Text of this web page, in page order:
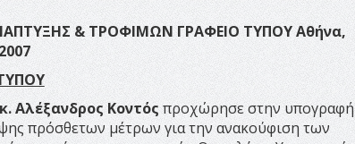
& ΤΡΟΦΙΜΩΝ ΓΡΑΦΕΙΟ ΤΥΠΟΥ Αθήνα,
Αλέξανδρος Κοντός προχώρησε στην υπογραφή
πρόσθετων μέτρων για την ανακούφιση των